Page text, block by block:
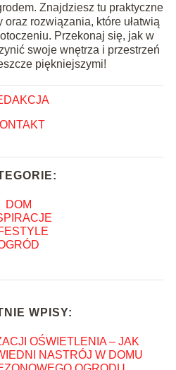
Znajdziesz tu praktyczne
oraz rozwiązania, które ułatwią
Przekonaj się, jak w
swoje wnętrza i przestrzeń
piękniejszymi!
DOM
WPISY:
OŚWIETLENIA – JAK
NASTRÓJ W DOMU